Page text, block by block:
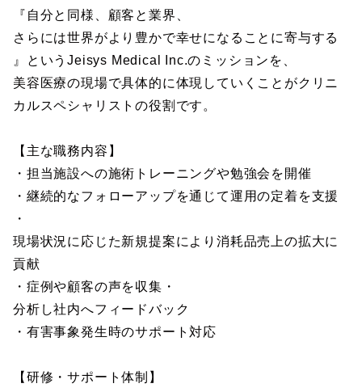
『自分と同様、顧客と業界、
さらには世界がより豊かで幸せになることに寄与する
』というJeisys Medical Inc.のミッションを、
美容医療の現場で具体的に体現していくことがクリニ
カルスペシャリストの役割です。
【主な職務内容】
・担当施設への施術トレーニングや勉強会を開催
・継続的なフォローアップを通じて運用の定着を支援
・
現場状況に応じた新規提案により消耗品売上の拡大に
貢献
・症例や顧客の声を収集・
分析し社内へフィードバック
・有害事象発生時のサポート対応
【研修・サポート体制】